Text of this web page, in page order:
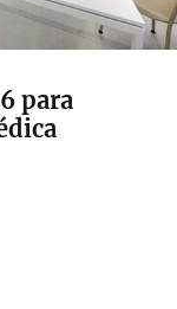
para